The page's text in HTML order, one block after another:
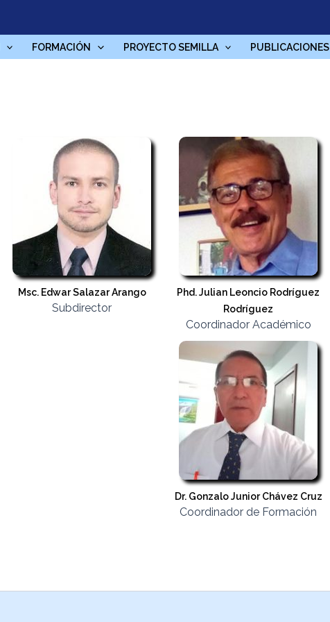
FORMACIÓN PROYECTO SEMILLA PUBLICACIONES
Msc. Edwar Salazar Arango
Subdirector
Phd. Julian Leoncio Rodríguez
Rodríguez
Coordinador Académico
Dr. Gonzalo Junior Chávez Cruz
Coordinador de Formación